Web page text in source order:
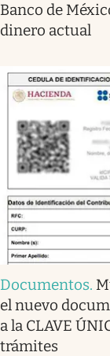
Banco de
dinero actual
Documentos.
el nuevo
a la CLAVE
trámites